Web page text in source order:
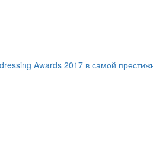
Awards 2017 в самой